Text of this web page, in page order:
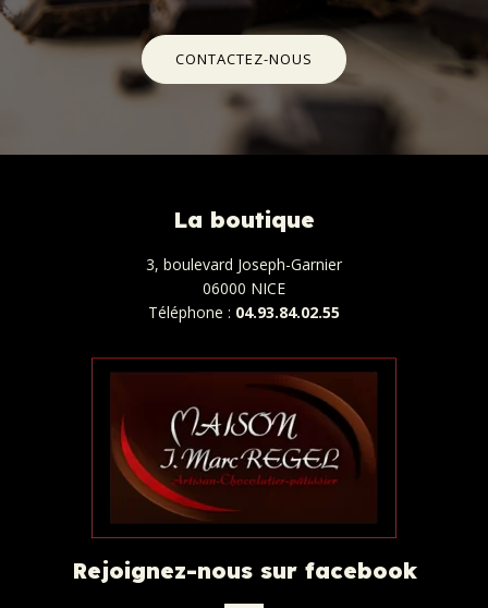
CONTACTEZ-NOUS
La boutique
3, boulevard Joseph-Garnier
06000 NICE
Téléphone : 04.93.84.02.55
Rejoignez-nous sur facebook